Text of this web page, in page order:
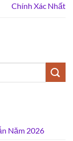
Chính Xác Nhất
Năm 2026